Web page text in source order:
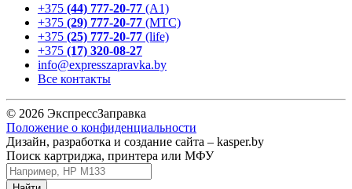
+375 (44) 777-20-77 (А1)
+375 (29) 777-20-77 (МТС)
+375 (25) 777-20-77 (life)
+375 (17) 320-08-27
info@expresszapravka.by
Все контакты
© 2026 ЭкспрессЗаправка
Положение о конфиденциальности
Дизайн, разработка и создание сайта – kasper.by
Поиск картриджа, принтера или МФУ